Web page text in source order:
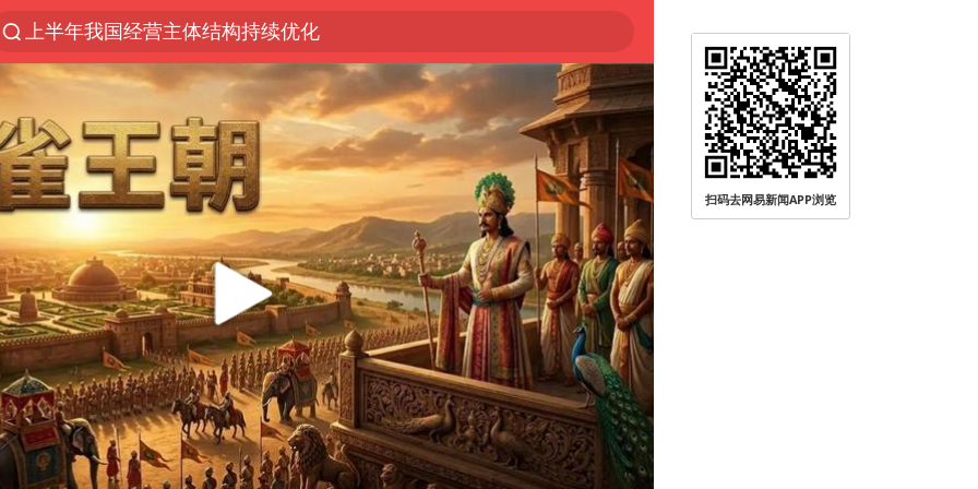
上半年我国经营主体结构持续优化
王传君 《披荆斩棘》
上海：5号线16号线浦江线全线停运
白海豚预计将在浙江苍南到三门一带登陆
今日15时起福州地铁高架区段停运
国足U17与阿森纳决赛取消 并列冠军
王艺迪2-4不敌张本美和止步4强
上门女婿出轨女邻居多年被判重婚罪
2025年小学教师减少13.19万
王艺迪无缘横滨赛决赛
泰国：高度重视中国游客旅游体验
扫码去网易新闻APP浏览